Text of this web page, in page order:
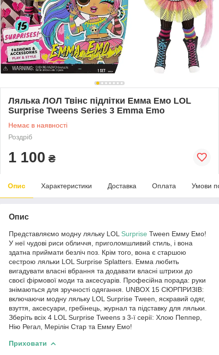
Лялька ЛОЛ Твінс підлітки Емма Емо LOL
Surprise Tweens Series 3 Emma Emo
Немає в наявності
Роздріб
1 100 ₴
Опис Характеристики Доставка Оплата Умови
Опис
Представляємо модну ляльку LOL Surprise Tween Емму Емо!
У неї чудові риси обличчя, приголомшливий стиль, і вона
здатна приймати безліч поз. Крім того, вона є старшою
сестрою ляльки LOL Surprise Splatters. Емма любить
вигадувати власні вбрання та додавати власні штрихи до
своєї фірмової моди та аксесуарів. Професійна порада: руки
знімаються для зручності одягання. UNBOX 15 СЮРПРИЗІВ:
включаючи модну ляльку LOL Surprise Tween, яскравий одяг,
взуття, аксесуари, гребінець, журнал та підставку для ляльки.
Зберіть всіх 4 LOL Surprise Tweens з 3-ї серії: Хлою Пеппер,
Нію Регал, Мерілін Стар та Емму Емо!
Приховати